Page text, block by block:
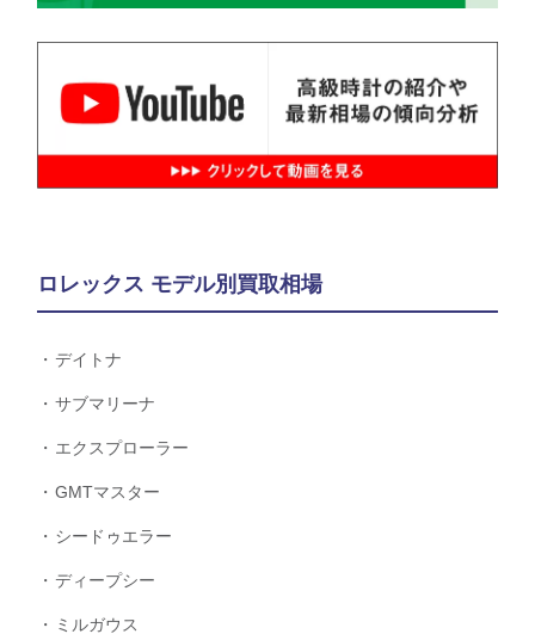
ロレックス モデル別買取相場
デイトナ
サブマリーナ
エクスプローラー
GMTマスター
シードゥエラー
ディープシー
ミルガウス